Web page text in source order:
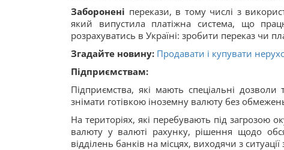
Заборонені перекази, в тому числі з
який випустила платіжна система, що
розрахуватись в Україні: зробити переказ чи
Згадайте новину: Продавати і купувати
Підприємствам:
Підприємства, які мають спеціальні
знімати готівкою іноземну валюту без
На територіях, які перебувають під загрозою
валюту у валюті рахунку, рішення щодо
відділень банків на місцях, виходячи з ситуації